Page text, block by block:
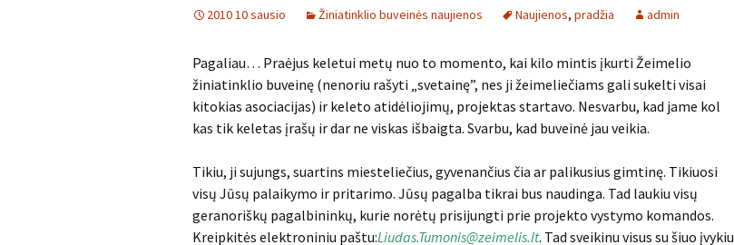
2010 10 sausio Žiniatinklio buveinės naujienos Naujienos, pradžia admin
Pagaliau… Praėjus keletui metų nuo to momento, kai kilo mintis įkurti Žeimelio
žiniatinklio buveinę (nenoriu rašyti „svetainę”, nes ji žeimeliečiams gali sukelti visai
kitokias asociacijas) ir keleto atidėliojimų, projektas startavo. Nesvarbu, kad jame kol
kas tik keletas įrašų ir dar ne viskas išbaigta. Svarbu, kad buveinė jau veikia.
Tikiu, ji sujungs, suartins miesteliečius, gyvenančius čia ar palikusius gimtinę. Tikiuosi
visų Jūsų palaikymo ir pritarimo. Jūsų pagalba tikrai bus naudinga. Tad laukiu visų
geranoriškų pagalbininkų, kurie norėtų prisijungti prie projekto vystymo komandos.
Kreipkitės elektroniniu paštu:Liudas.Tumonis@zeimelis.lt. Tad sveikinu visus su šiuo įvykiu